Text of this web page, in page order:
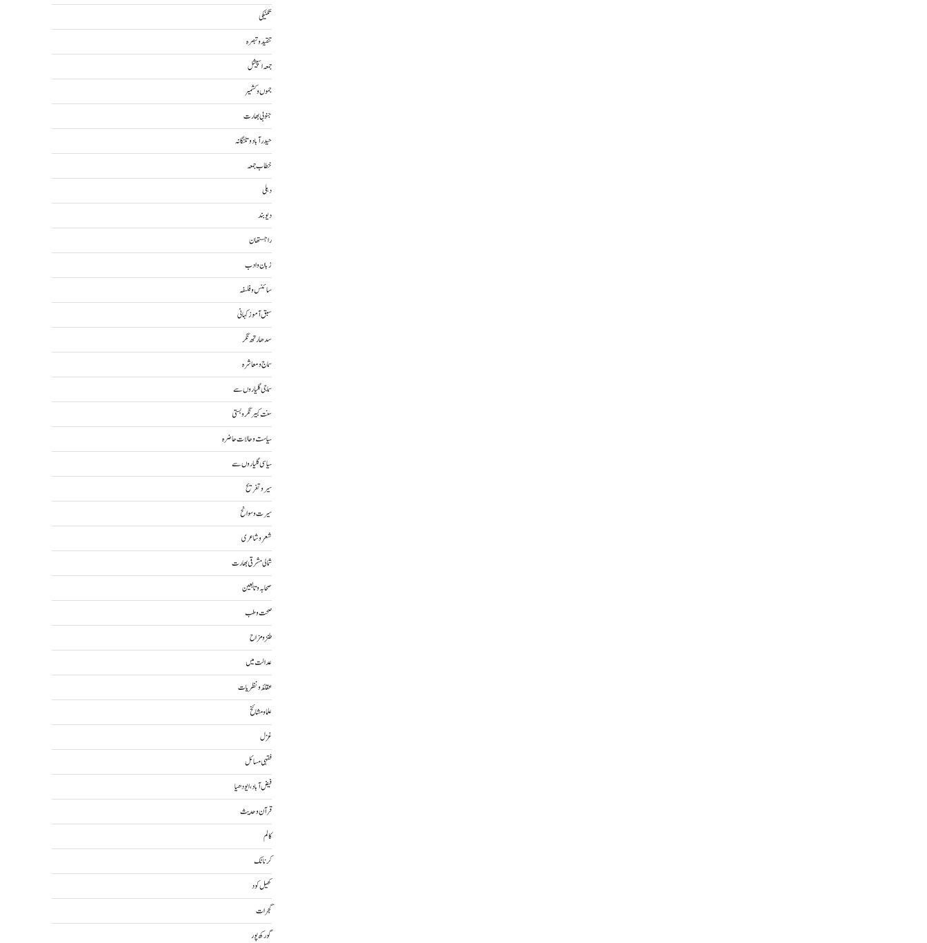
تکنیکی
تنقید و تبصرہ
جمعہ اسپیشل
جموں و کشمیر
جنوبی بھارت
حیدرآباد و تلنگانہ
خطاب جمعہ
دہلی
دیوبند
راجستھان
زبان و ادب
سائنس و فلسفہ
سبق آموز کہانی
سدھارتھ نگر
سماج و معاشرہ
سماجی گلیاروں سے
سنت کبیر نگر و بستی
سیاست و حالات حاضرہ
سیاسی گلیاروں سے
سیر و تفریح
سیرت و سوانح
شعر و شاعری
شمالی مشرقی بھارت
صحابہ و تابعین
صحت و طب
طنز و مزاح
عدالت میں
عقائد و نظریات
علما و مشائخ
غزل
فقہی مسائل
فیض آباد، ایودھیا
قرآن و حدیث
کالم
کرناٹک
کھیل کود
گجرات
گورکھ پور